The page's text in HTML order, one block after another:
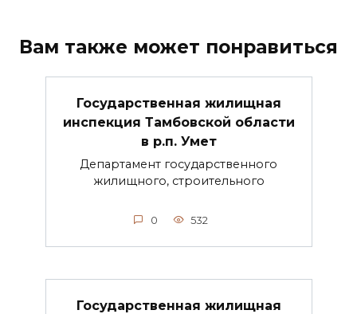
Вам также может понравиться
Государственная жилищная
инспекция Тамбовской области
в р.п. Умет
Департамент государственного
жилищного, строительного
0 532
Государственная жилищная